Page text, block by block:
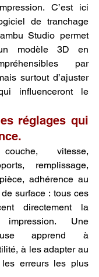
C’est ici
de tranchage
Studio permet
modèle 3D en
par
surtout d’ajuster
influenceront le
réglages qui
vitesse,
remplissage,
adhérence au
surface : tous ces
directement la
impression. Une
apprend à
à les adapter au
erreurs les plus